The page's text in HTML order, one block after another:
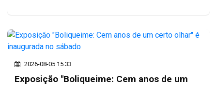
2026-08-05 15:33
Exposição "Boliqueime: Cem anos de um